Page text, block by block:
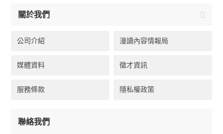
關於我們
公司介紹 漫讀內容情報局
媒體資料 徵才資訊
服務條款 隱私權政策
聯絡我們